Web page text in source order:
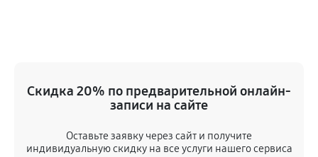
Замена тормозной площадки
60 минут
Скидка 20% по предварительной онлайн-
записи на сайте
Оставьте заявку через сайт и получите
индивидуальную скидку на все услуги нашего сервиса